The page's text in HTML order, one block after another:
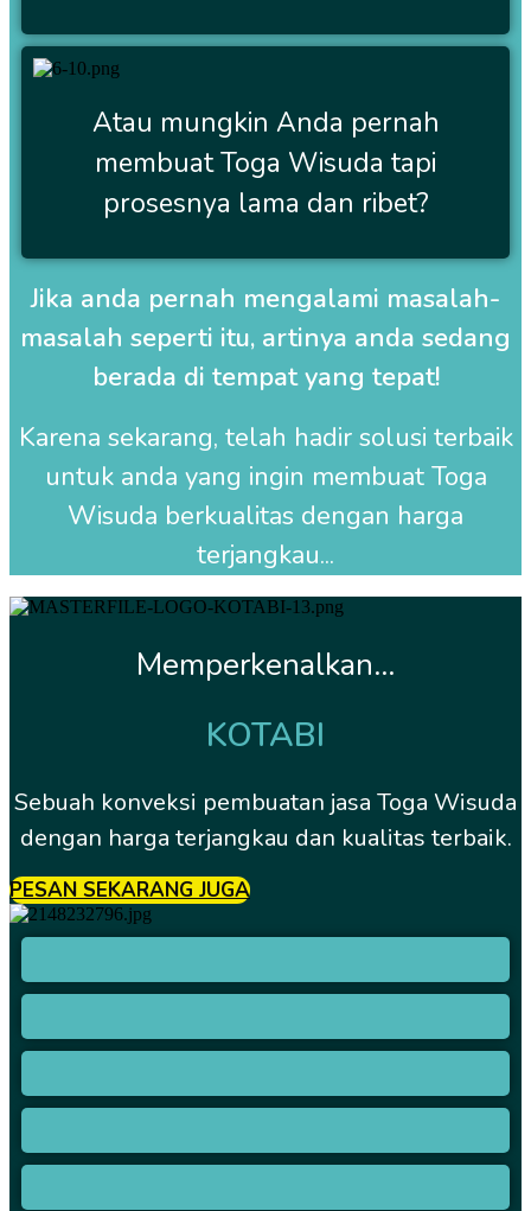
Atau mungkin Anda pernah
membuat Toga Wisuda tapi
prosesnya lama dan ribet?
Jika anda pernah mengalami masalah-
masalah seperti itu, artinya anda sedang
berada di tempat yang tepat!
Karena sekarang, telah hadir solusi terbaik
untuk anda yang ingin membuat Toga
Wisuda berkualitas dengan harga
terjangkau...
Memperkenalkan...
KOTABI
Sebuah konveksi pembuatan jasa Toga Wisuda
dengan harga terjangkau dan kualitas terbaik.
PESAN SEKARANG JUGA